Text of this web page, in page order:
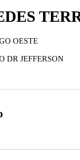
OESTE
DR JEFFERSON